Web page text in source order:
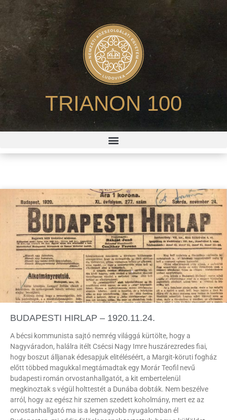
TRIANON 100
BUDAPESTI HIRLAP – 1920.11.24.
A bécsi kommunista sajtó nemrég világgá kürtölte, hogy a
Nagyváradon, halálra itélt Csécsi Nagy Imre huszárezredes fiai,
hogy boszut álljanak édesapjuk elitéléséért, a Margit-köruti fogház
előtt többed magukkal megtámadtak egy Morár Teofil nevű
budapesti román orvostanhallgatót, a kit embertelenül
megkinoztak s végül holttestét a Dunába dobták. Nem beszélve
arról, hogy az egész hir szemen szedett koholmány, mert ez az
orvostanhallgató ma is a legnagyobb nyugalomban él